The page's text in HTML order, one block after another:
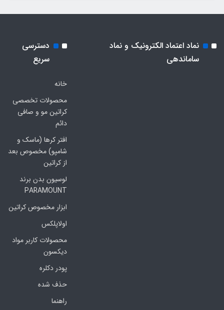
نماد اعتماد الکترونیک و نماد
ساماندهی
دسترسی
سریع
خانه
محصولات تخصصی
کراتین مو و صافی
دائم
افتر کرها (ماسک و
شامپو) مخصوص بعد
از کراتین
لوسیون بدن برند
PARAMOUNT
ابزار مخصوص کراتین
اولاپلکس
محصولات کاربر مواد
دیکسون
پودر دکلره
حذف شده
راهنما